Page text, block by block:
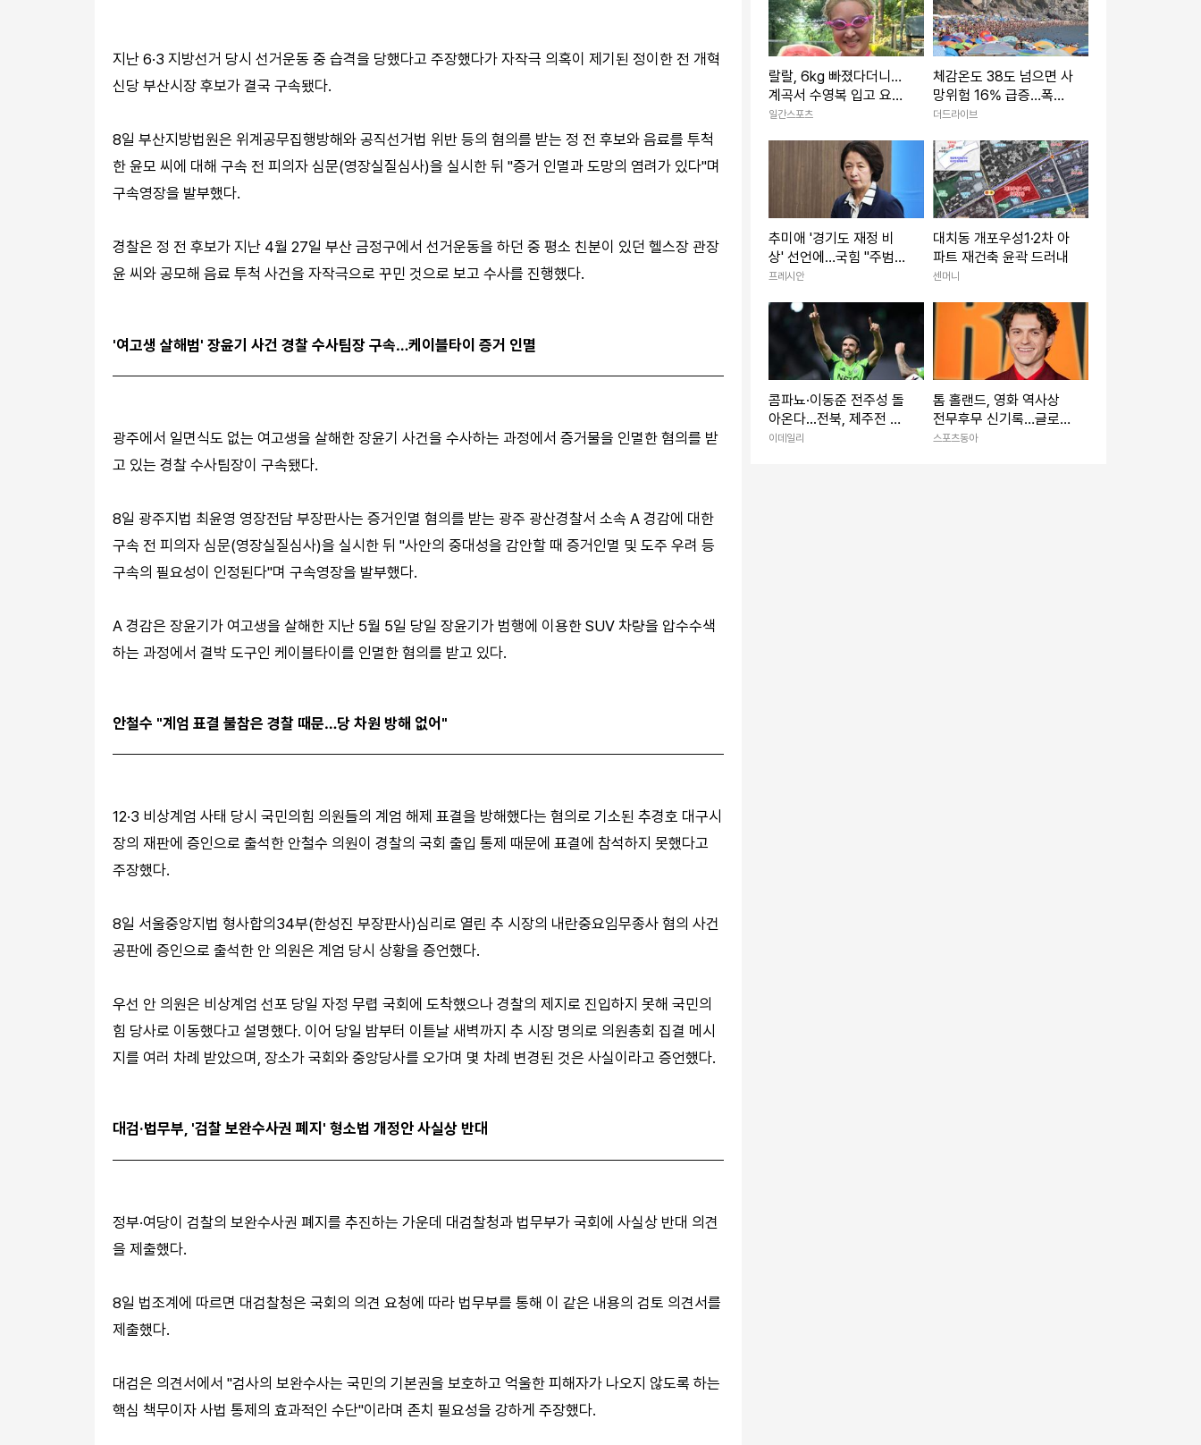
지난 6·3 지방선거 당시 선거운동 중 습격을 당했다고 주장했다가 자작극 의혹이 제기된 정이한 전 개혁
신당 부산시장 후보가 결국 구속됐다.
8일 부산지방법원은 위계공무집행방해와 공직선거법 위반 등의 혐의를 받는 정 전 후보와 음료를 투척
한 윤모 씨에 대해 구속 전 피의자 심문(영장실질심사)을 실시한 뒤 "증거 인멸과 도망의 염려가 있다"며
구속영장을 발부했다.
경찰은 정 전 후보가 지난 4월 27일 부산 금정구에서 선거운동을 하던 중 평소 친분이 있던 헬스장 관장
윤 씨와 공모해 음료 투척 사건을 자작극으로 꾸민 것으로 보고 수사를 진행했다.
'여고생 살해범' 장윤기 사건 경찰 수사팀장 구속…케이블타이 증거 인멸
광주에서 일면식도 없는 여고생을 살해한 장윤기 사건을 수사하는 과정에서 증거물을 인멸한 혐의를 받
고 있는 경찰 수사팀장이 구속됐다.
8일 광주지법 최윤영 영장전담 부장판사는 증거인멸 혐의를 받는 광주 광산경찰서 소속 A 경감에 대한
구속 전 피의자 심문(영장실질심사)을 실시한 뒤 "사안의 중대성을 감안할 때 증거인멸 및 도주 우려 등
구속의 필요성이 인정된다"며 구속영장을 발부했다.
A 경감은 장윤기가 여고생을 살해한 지난 5월 5일 당일 장윤기가 범행에 이용한 SUV 차량을 압수수색
하는 과정에서 결박 도구인 케이블타이를 인멸한 혐의를 받고 있다.
안철수 "계엄 표결 불참은 경찰 때문…당 차원 방해 없어"
12·3 비상계엄 사태 당시 국민의힘 의원들의 계엄 해제 표결을 방해했다는 혐의로 기소된 추경호 대구시
장의 재판에 증인으로 출석한 안철수 의원이 경찰의 국회 출입 통제 때문에 표결에 참석하지 못했다고
주장했다.
8일 서울중앙지법 형사합의34부(한성진 부장판사)심리로 열린 추 시장의 내란중요임무종사 혐의 사건
공판에 증인으로 출석한 안 의원은 계엄 당시 상황을 증언했다.
우선 안 의원은 비상계엄 선포 당일 자정 무렵 국회에 도착했으나 경찰의 제지로 진입하지 못해 국민의
힘 당사로 이동했다고 설명했다. 이어 당일 밤부터 이튿날 새벽까지 추 시장 명의로 의원총회 집결 메시
지를 여러 차례 받았으며, 장소가 국회와 중앙당사를 오가며 몇 차례 변경된 것은 사실이라고 증언했다.
대검·법무부, '검찰 보완수사권 폐지' 형소법 개정안 사실상 반대
정부·여당이 검찰의 보완수사권 폐지를 추진하는 가운데 대검찰청과 법무부가 국회에 사실상 반대 의견
을 제출했다.
8일 법조계에 따르면 대검찰청은 국회의 의견 요청에 따라 법무부를 통해 이 같은 내용의 검토 의견서를
제출했다.
대검은 의견서에서 "검사의 보완수사는 국민의 기본권을 보호하고 억울한 피해자가 나오지 않도록 하는
핵심 책무이자 사법 통제의 효과적인 수단"이라며 존치 필요성을 강하게 주장했다.
랄랄, 6kg 빠졌다더니…
계곡서 수영복 입고 요염
포즈 [IS하이컷]
일간스포츠
체감온도 38도 넘으면 사
망위험 16% 급증…폭염
때 꼭 지켜야 할 예방수칙
더드라이브
추미애 '경기도 재정 비
상' 선언에…국힘 "주범은
전직 도지사 이재명"
프레시안
대치동 개포우성1·2차 아
파트 재건축 윤곽 드러내
센머니
콤파뇨·이동준 전주성 돌
아온다...전북, 제주전 앞
두고 천군만마
이데일리
톰 홀랜드, 영화 역사상
전무후무 신기록…글로벌
오프닝 톱4 모두 싹쓸이
스포츠동아